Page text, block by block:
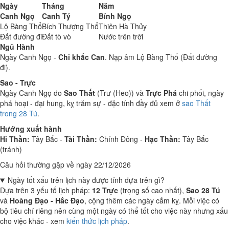
Ngày
Tháng
Năm
Canh Ngọ
Canh Tý
Bính Ngọ
Lộ Bàng ThổBích Thượng ThổThiên Hà Thủy
Đất đường điĐất tò vò
Nước trên trời
Ngũ Hành
Ngày Canh Ngọ - Chi khắc Can. Nạp âm Lộ Bàng Thổ (Đất đường
đi).
Sao - Trực
Ngày Canh Ngọ do Sao Thất (Trư (Heo)) và Trực Phá chi phối, ngày
phá hoại - đại hung, kỵ trăm sự - đặc tính đầy đủ xem ở sao Thất
trong 28 Tú.
Hướng xuất hành
Hỉ Thần: Tây Bắc - Tài Thần: Chính Đông - Hạc Thần: Tây Bắc
(tránh)
Câu hỏi thường gặp về ngày 22/12/2026
Ngày tốt xấu trên lịch này được tính dựa trên gì?
Dựa trên 3 yếu tố lịch pháp: 12 Trực (trọng số cao nhất), Sao 28 Tú
và Hoàng Đạo - Hắc Đạo, cộng thêm các ngày cấm kỵ. Mỗi việc có
bộ tiêu chí riêng nên cùng một ngày có thể tốt cho việc này nhưng xấu
cho việc khác - xem kiến thức lịch pháp.